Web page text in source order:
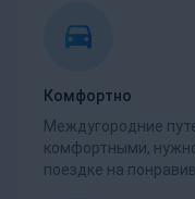
Комфортно
Междугородние
комфортными,
поездке на